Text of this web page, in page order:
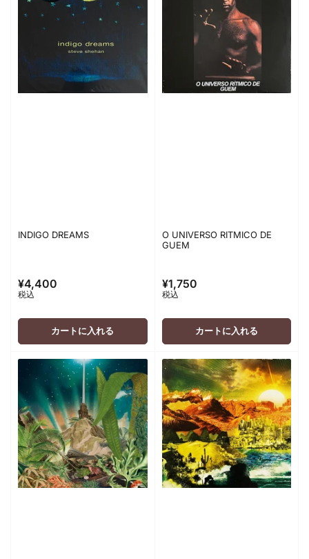
INDIGO DREAMS
通
常
価
¥4,400
税込
カートに入れる
O UNIVERSO RITMICO DE
GUEM
通
常
価
¥1,750
税込
カートに入れる